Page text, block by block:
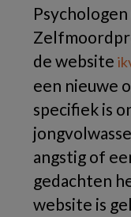
de website
een nieuwe
specifiek is
angstig of
gedachten
website is